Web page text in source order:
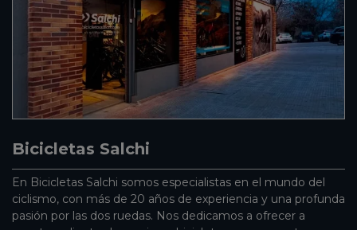
Bicicletas Salchi
En Bicicletas Salchi somos especialistas en el mundo del
ciclismo, con más de 20 años de experiencia y una profunda
pasión por las dos ruedas. Nos dedicamos a ofrecer a